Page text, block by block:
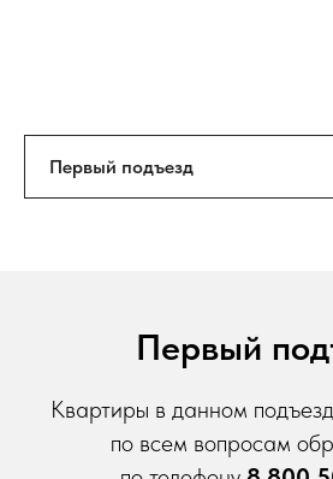
Первый
Квартиры в данном
по всем вопросам